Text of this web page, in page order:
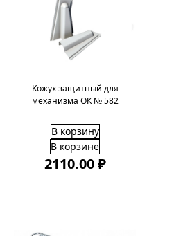
Кожух защитный для
механизма ОК № 582
В корзину
В корзине
2110.00 ₽